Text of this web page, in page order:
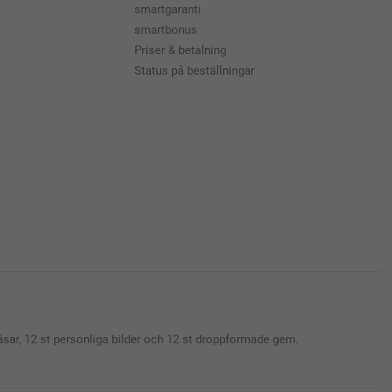
smartgaranti
smartbonus
Priser & betalning
Status på beställningar
12 st personliga bilder och 12 st droppformade gem.